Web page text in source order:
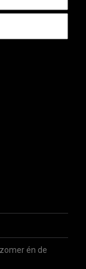
én de